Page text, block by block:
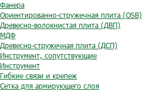
Фанера
Ориентированно-стружечная плита (OSB)
Древесно-волокнистая плита (ДВП)
МДФ
Древесно-стружечная плита (ДСП)
Инструмент, сопутствующие
Инструмент
Гибкие связи и крепеж
Сетка для армирующего слоя